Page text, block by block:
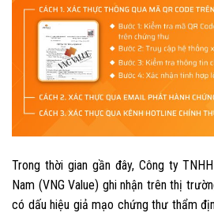
Trong thời gian gần đây, Công ty
Nam (VNG Value) ghi nhận trên thị
có dấu hiệu giả mạo chứng thư thẩm